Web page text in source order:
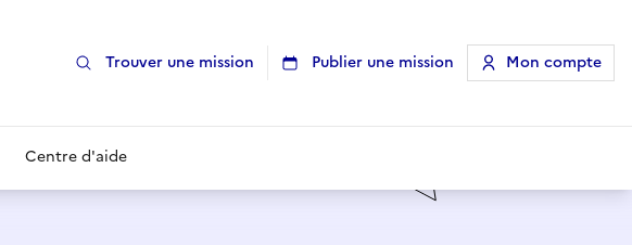
Trouver une mission Publier une mission Mon compte
Centre d'aide